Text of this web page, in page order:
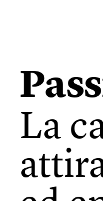
La